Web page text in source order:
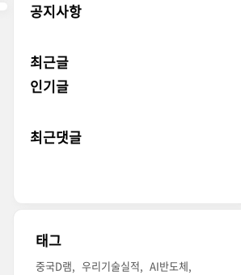
공지사항
최근글
인기글
최근댓글
태그
중국D램 우리기술실적
AI반도체